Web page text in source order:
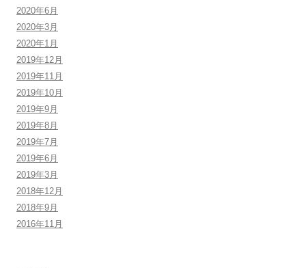
2020年6月
2020年3月
2020年1月
2019年12月
2019年11月
2019年10月
2019年9月
2019年8月
2019年7月
2019年6月
2019年3月
2018年12月
2018年9月
2016年11月